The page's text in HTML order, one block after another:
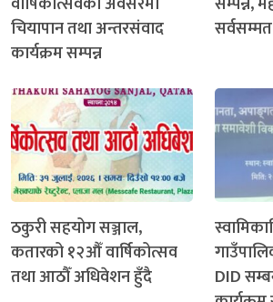
चियापान तथा अन्तरसंवाद
कार्यक्रम सम्पन्न
सर्वसम्मत
ठकुरी सहयोग सञ्जाल,
कतारको १२औँ वार्षिकोत्सव
तथा आठौँ अधिवेशन हुँदै
DID